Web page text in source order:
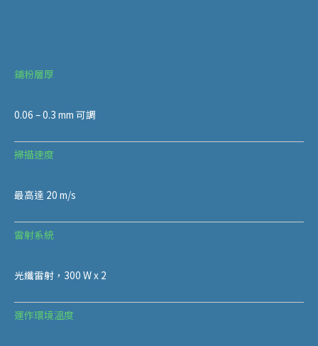
鋪粉層厚
0.06 – 0.3 mm 可調
掃描速度
最高達 20 m/s
雷射系統
光纖雷射，300 W x 2
運作環境溫度